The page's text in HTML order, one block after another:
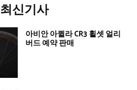
최신기사
아비안 아퀼라 CR3 휠셋 얼리
버드 예약 판매